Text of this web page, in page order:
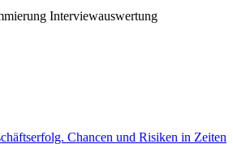
Interviewauswertung
Chancen und Risiken in Zeiten